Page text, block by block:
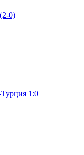
0)
1:0